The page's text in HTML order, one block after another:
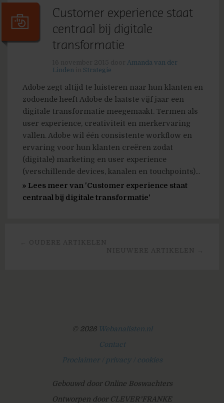
Customer experience staat
centraal bij digitale
transformatie
Amanda van der
Linden
Strategie
Adobe zegt altijd te luisteren naar hun klanten en
zodoende heeft Adobe de laatste vijf jaar een
digitale transformatie meegemaakt. Termen als
user experience, creativiteit en merkervaring
vallen. Adobe wil één consistente workflow en
ervaring voor hun klanten creëren zodat
(digitale) marketing en user experience
(verschillende devices, kanalen en touchpoints)...
» Lees meer van 'Customer experience staat
centraal bij digitale transformatie'
← OUDERE ARTIKELEN
NIEUWERE ARTIKELEN →
© 2026 Webanalisten.nl
Contact
Proclaimer / privacy / cookies
Gebouwd door Online Boswachters
Ontworpen door CLEVER°FRANKE